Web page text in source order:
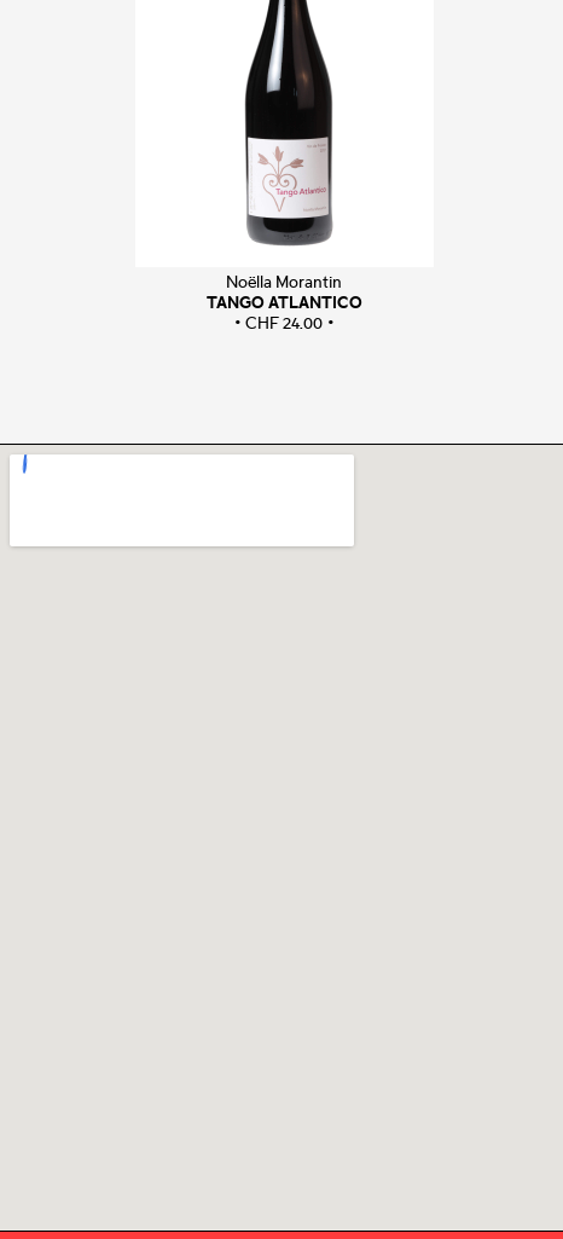
Noëlla Morantin
TANGO ATLANTICO
CHF24.00